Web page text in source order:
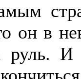
он в
руль. И